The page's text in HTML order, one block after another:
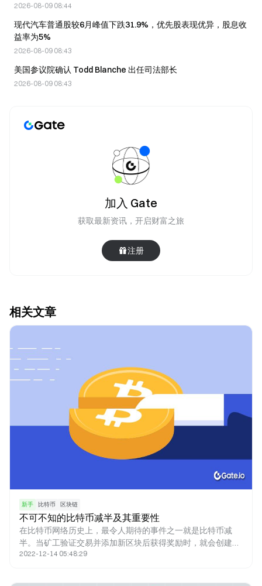
2026-08-09 08:44
现代汽车普通股较6月峰值下跌31.9%，优先股表现优异，股息收
益率为5%
2026-08-09 08:43
美国参议院确认 Todd Blanche 出任司法部长
2026-08-09 08:43
加入 Gate
获取最新资讯，开启财富之旅
注册
相关文章
新手 比特币 区块链
不可不知的比特币减半及其重要性
在比特币网络历史上，最令人期待的事件之一就是比特币减
半。当矿工验证交易并添加新区块后获得奖励时，就会创建新
的比特币。新铸造的比特币就是奖励的来源。比特币减半减少
2022-12-14 05:48:29